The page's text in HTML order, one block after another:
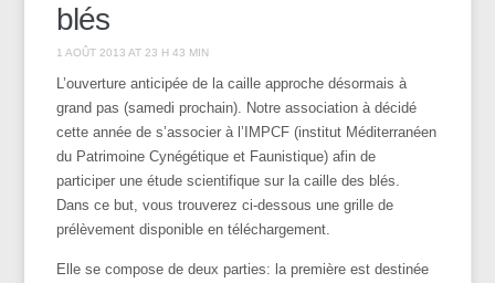
blés
1 AOÛT 2013 AT 23 H 43 MIN
L’ouverture anticipée de la caille approche désormais à
grand pas (samedi prochain). Notre association à décidé
cette année de s’associer à l’IMPCF (institut Méditerranéen
du Patrimoine Cynégétique et Faunistique) afin de
participer une étude scientifique sur la caille des blés.
Dans ce but, vous trouverez ci-dessous une grille de
prélèvement disponible en téléchargement.
Elle se compose de deux parties: la première est destinée